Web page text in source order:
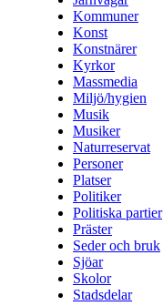
Kommuner
Konst
Konstnärer
Kyrkor
Massmedia
Miljö/hygien
Musik
Musiker
Naturreservat
Personer
Platser
Politiker
Politiska partier
Präster
Seder och bruk
Sjöar
Skolor
Stadsdelar